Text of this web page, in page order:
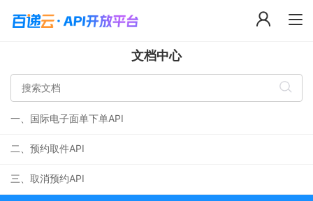
文档中心
一、国际电子面单下单API
二、预约取件API
三、取消预约API